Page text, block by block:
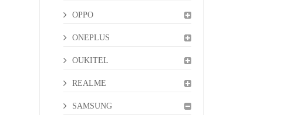
OPPO
ONEPLUS
OUKITEL
REALME
SAMSUNG